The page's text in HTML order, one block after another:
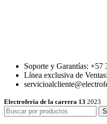
Soporte y Garantías: +57
Línea exclusiva de
Electroferia de la carrera 13 2023